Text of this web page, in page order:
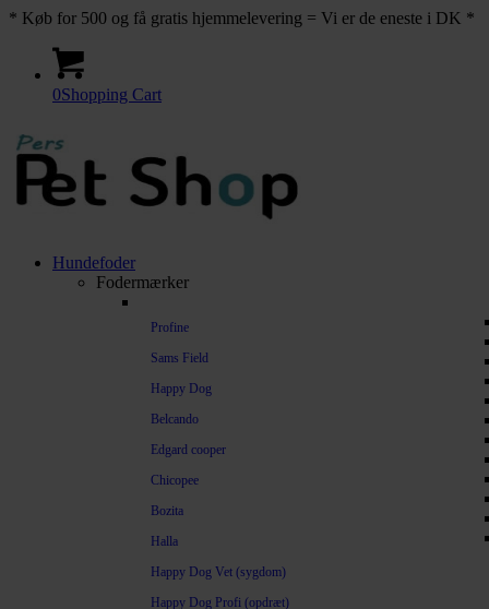
* Køb for 500 og få gratis hjemmelevering = Vi er de eneste i DK *
0Shopping Cart
Hundefoder
Fodermærker
Profine
Sams Field
Happy Dog
Belcando
Edgard cooper
Chicopee
Bozita
Halla
Happy Dog Vet (sygdom)
Happy Dog Profi (opdræt)